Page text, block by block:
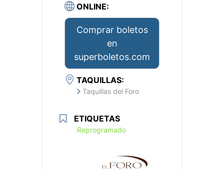
ONLINE:
Comprar boletos
en
superboletos.com
TAQUILLAS:
Taquillas del Foro
ETIQUETAS
Reprogramado